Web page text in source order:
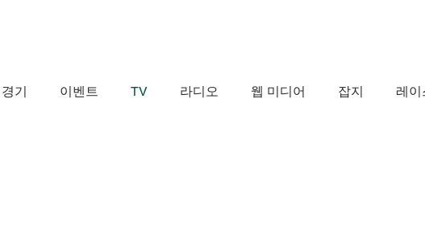
경기 이벤트 TV 라디오 웹 미디어 잡지 레이